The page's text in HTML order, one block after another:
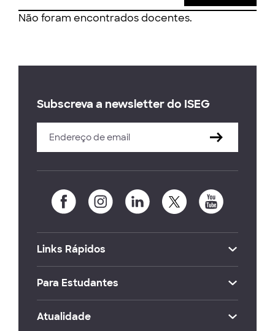
Não foram encontrados docentes.
Subscreva a newsletter do ISEG
Links Rápidos
Para Estudantes
Atualidade